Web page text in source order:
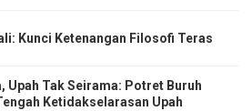
Kunci Ketenangan Filosofi Teras
Upah Tak Seirama: Potret Buruh
Ketidakselarasan Upah